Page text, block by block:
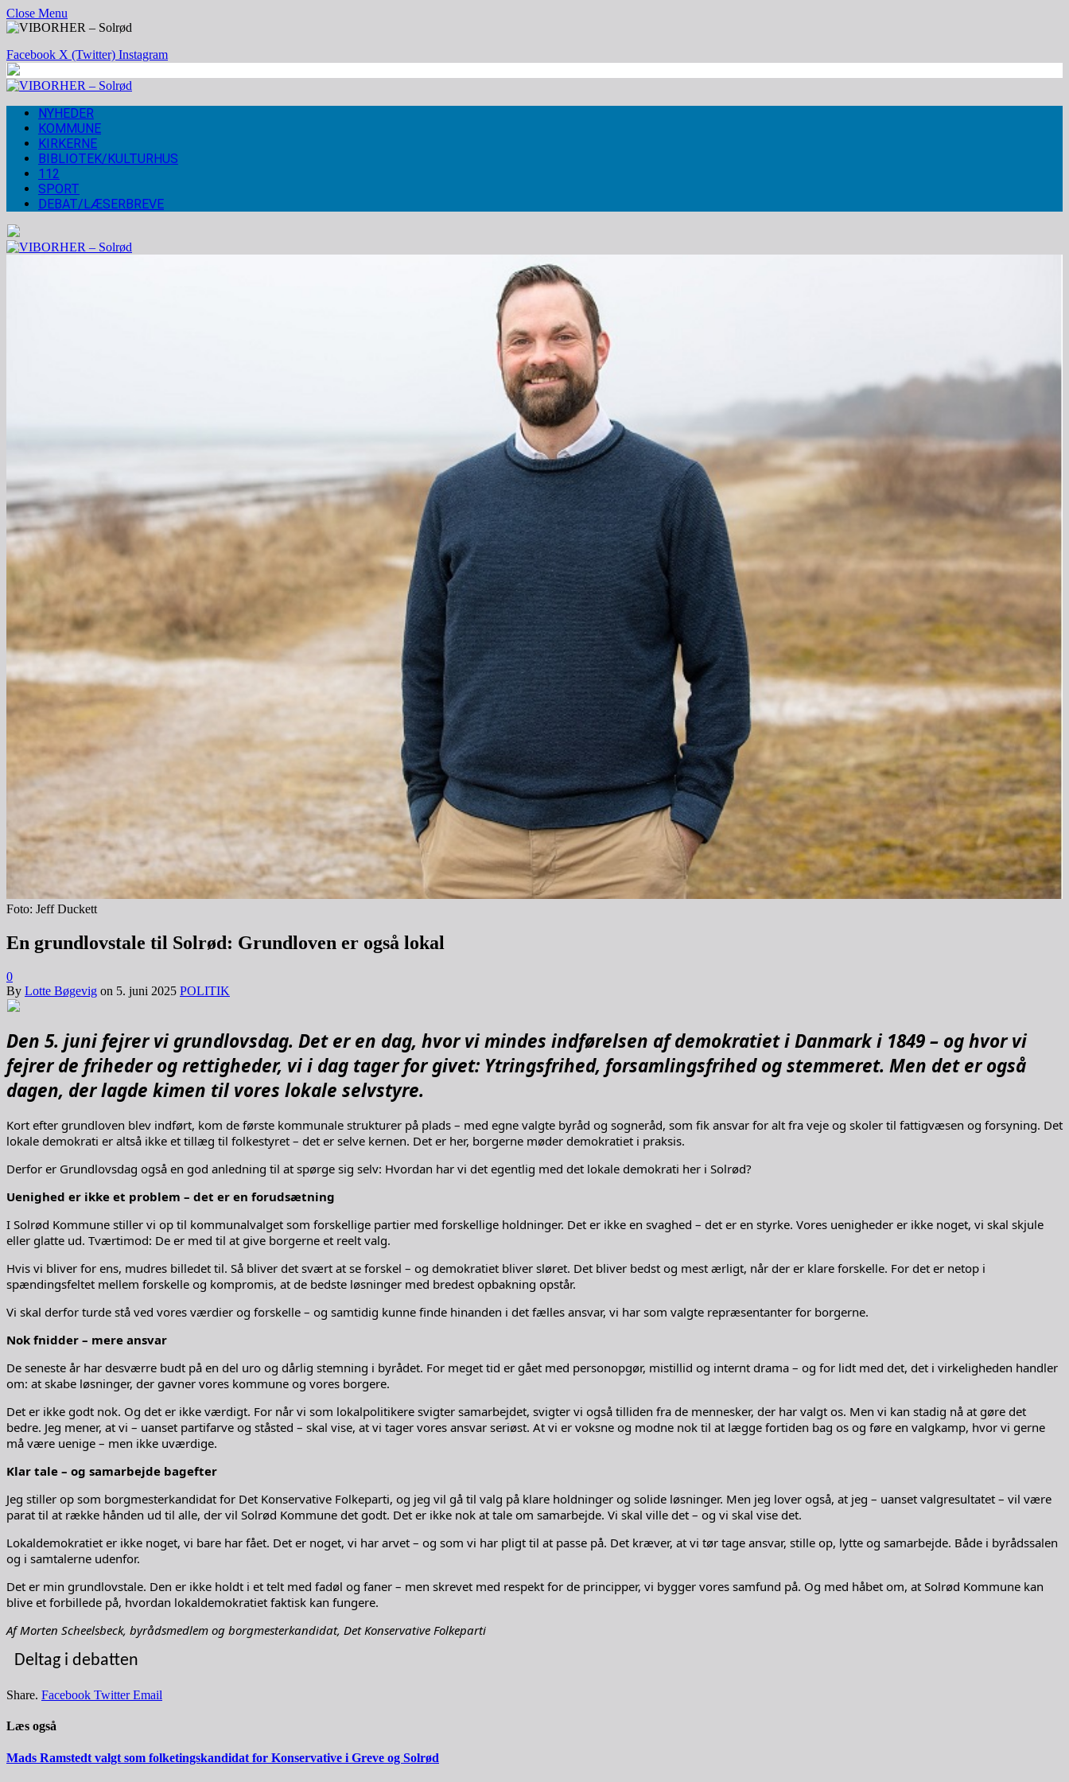
Close Menu
Facebook X (Twitter) Instagram
NYHEDER
KOMMUNE
KIRKERNE
BIBLIOTEK/KULTURHUS
112
SPORT
DEBAT/LÆSERBREVE
Foto: Jeff Duckett
En grundlovstale til Solrød: Grundloven er også lokal
0
By Lotte Bøgevig on 5. juni 2025 POLITIK
Den 5. juni fejrer vi grundlovsdag. Det er en dag, hvor vi mindes indførelsen af demokratiet i Danmark i 1849 – og hvor vi
fejrer de friheder og rettigheder, vi i dag tager for givet: Ytringsfrihed, forsamlingsfrihed og stemmeret. Men det er også
dagen, der lagde kimen til vores lokale selvstyre.
Kort efter grundloven blev indført, kom de første kommunale strukturer på plads – med egne valgte byråd og sogneråd, som fik ansvar for alt fra veje og skoler til fattigvæsen og forsyning. Det
lokale demokrati er altså ikke et tillæg til folkestyret – det er selve kernen. Det er her, borgerne møder demokratiet i praksis.
Derfor er Grundlovsdag også en god anledning til at spørge sig selv: Hvordan har vi det egentlig med det lokale demokrati her i Solrød?
Uenighed er ikke et problem – det er en forudsætning
I Solrød Kommune stiller vi op til kommunalvalget som forskellige partier med forskellige holdninger. Det er ikke en svaghed – det er en styrke. Vores uenigheder er ikke noget, vi skal skjule
eller glatte ud. Tværtimod: De er med til at give borgerne et reelt valg.
Hvis vi bliver for ens, mudres billedet til. Så bliver det svært at se forskel – og demokratiet bliver sløret. Det bliver bedst og mest ærligt, når der er klare forskelle. For det er netop i
spændingsfeltet mellem forskelle og kompromis, at de bedste løsninger med bredest opbakning opstår.
Vi skal derfor turde stå ved vores værdier og forskelle – og samtidig kunne finde hinanden i det fælles ansvar, vi har som valgte repræsentanter for borgerne.
Nok fnidder – mere ansvar
De seneste år har desværre budt på en del uro og dårlig stemning i byrådet. For meget tid er gået med personopgør, mistillid og internt drama – og for lidt med det, det i virkeligheden handler
om: at skabe løsninger, der gavner vores kommune og vores borgere.
Det er ikke godt nok. Og det er ikke værdigt. For når vi som lokalpolitikere svigter samarbejdet, svigter vi også tilliden fra de mennesker, der har valgt os. Men vi kan stadig nå at gøre det
bedre. Jeg mener, at vi – uanset partifarve og ståsted – skal vise, at vi tager vores ansvar seriøst. At vi er voksne og modne nok til at lægge fortiden bag os og føre en valgkamp, hvor vi gerne
må være uenige – men ikke uværdige.
Klar tale – og samarbejde bagefter
Jeg stiller op som borgmesterkandidat for Det Konservative Folkeparti, og jeg vil gå til valg på klare holdninger og solide løsninger. Men jeg lover også, at jeg – uanset valgresultatet – vil være
parat til at række hånden ud til alle, der vil Solrød Kommune det godt. Det er ikke nok at tale om samarbejde. Vi skal ville det – og vi skal vise det.
Lokaldemokratiet er ikke noget, vi bare har fået. Det er noget, vi har arvet – og som vi har pligt til at passe på. Det kræver, at vi tør tage ansvar, stille op, lytte og samarbejde. Både i byrådssalen
og i samtalerne udenfor.
Det er min grundlovstale. Den er ikke holdt i et telt med fadøl og faner – men skrevet med respekt for de principper, vi bygger vores samfund på. Og med håbet om, at Solrød Kommune kan
blive et forbillede på, hvordan lokaldemokratiet faktisk kan fungere.
Af Morten Scheelsbeck, byrådsmedlem og borgmesterkandidat, Det Konservative Folkeparti
Deltag i debatten
Share. Facebook Twitter Email
Læs også
Mads Ramstedt valgt som folketingskandidat for Konservative i Greve og Solrød